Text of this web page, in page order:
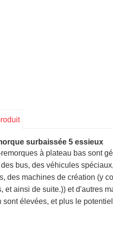
surbaissée 5 essieux
remorques à plateau bas sont
bus, des véhicules
des machines de création (y
et ainsi de suite.)) et d'autres
sont élevées, et plus le